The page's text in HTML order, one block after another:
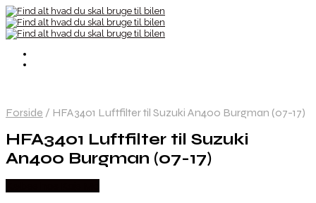
Forside / HFA3401 Luftfilter til Suzuki An400 Burgman (07-17)
HFA3401 Luftfilter til Suzuki
An400 Burgman (07-17)